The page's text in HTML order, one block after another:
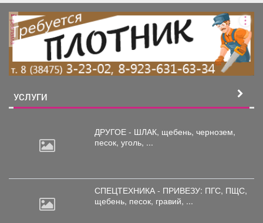
реклама
УСЛУГИ
ДРУГОЕ - ШЛАК, щебень, чернозем,
песок, уголь, ...
СПЕЦТЕХНИКА - ПРИВЕЗУ: ПГС, ПЩС,
щебень, песок, гравий, ...